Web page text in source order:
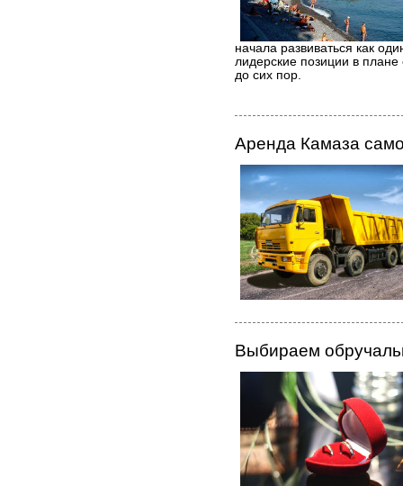
начала развиваться как
лидерские позиции в плане
до сих пор.
Аренда Камаза
Выбираем